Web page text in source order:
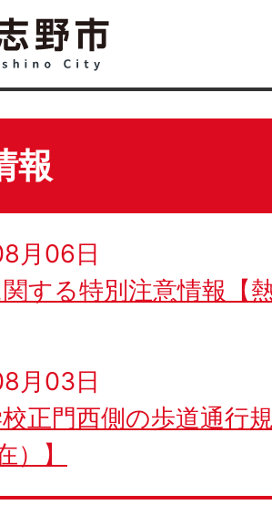
報
月06日
する特別注意情報【
月03日
正門西側の歩道通行
）】